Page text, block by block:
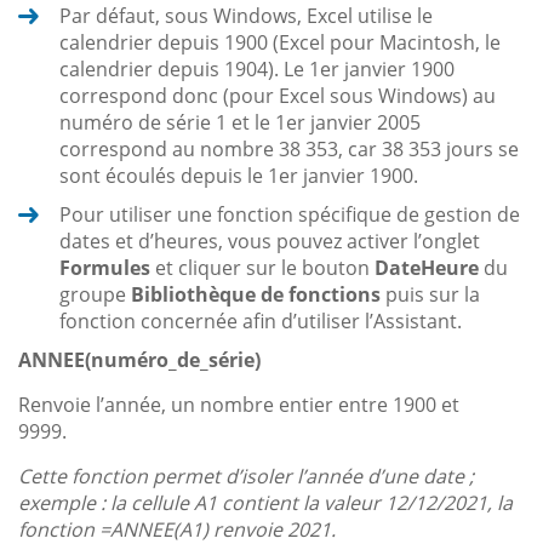
Par défaut, sous Windows, Excel utilise le
calendrier depuis 1900 (Excel pour Macintosh, le
calendrier depuis 1904). Le 1er janvier 1900
correspond donc (pour Excel sous Windows) au
numéro de série 1 et le 1er janvier 2005
correspond au nombre 38 353, car 38 353 jours se
sont écoulés depuis le 1er janvier 1900.
Pour utiliser une fonction spécifique de gestion de
dates et d’heures, vous pouvez activer l’onglet
Formules et cliquer sur le bouton DateHeure du
groupe Bibliothèque de fonctions puis sur la
fonction concernée afin d’utiliser l’Assistant.
ANNEE(numéro_de_série)
Renvoie l’année, un nombre entier entre 1900 et
9999.
Cette fonction permet d’isoler l’année d’une date ;
exemple : la cellule A1 contient la valeur 12/12/2021, la
fonction =ANNEE(A1) renvoie 2021.